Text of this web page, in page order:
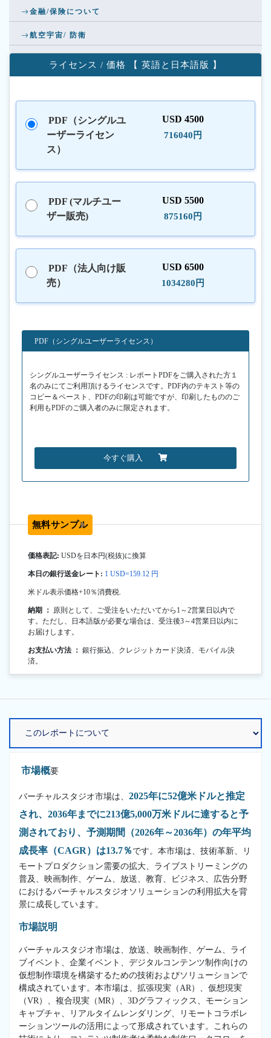
金融/保険について
航空宇宙/ 防衛
ライセンス / 価格 【 英語と日本語版 】
PDF（シングルユ
ーザーライセン
ス）
USD 4500
716040円
PDF (マルチユー
ザー販売)
USD 5500
875160円
PDF（法人向け販
売）
USD 6500
1034280円
PDF（シングルユーザーライセンス）
シングルユーザーライセンス : レポートPDFをご購入された方１
名のみにてご利用頂けるライセンスです。PDF内のテキスト等の
コピー＆ペースト、PDFの印刷は可能ですが、印刷したもののご
利用もPDFのご購入者のみに限定されます。
今すぐ購入
無料サンプル
価格表記: USDを日本円(税抜)に換算
本日の銀行送金レート: 1 USD=159.12 円
米ドル表示価格+10％消費税.
納期 ： 原則として、ご受注をいただいてから1～2営業日以内で
す。ただし、日本語版が必要な場合は、受注後3～4営業日以内に
お届けします。
お支払い方法 ： 銀行振込、クレジットカード決済、モバイル決
済。
市場概要
バーチャルスタジオ市場は、 2025年に52億米ドルと推定
され、2036年までに213億5,000万米ドルに達すると予
測されており、予測期間（2026年～2036年）の年平均
成長率（CAGR）は13.7％ です。本市場は、技術革新、リ
モートプロダクション需要の拡大、ライブストリーミングの
普及、映画制作、ゲーム、放送、教育、ビジネス、広告分野
におけるバーチャルスタジオソリューションの利用拡大を背
景に成長しています。
市場説明
バーチャルスタジオ市場は、放送、映画制作、ゲーム、ライ
ブイベント、企業イベント、デジタルコンテンツ制作向けの
仮想制作環境を構築するための技術およびソリューションで
構成されています。本市場は、拡張現実（AR）、仮想現実
（VR）、複合現実（MR）、3Dグラフィックス、モーション
キャプチャ、リアルタイムレンダリング、リモートコラボレ
ーションツールの活用によって形成されています。これらの